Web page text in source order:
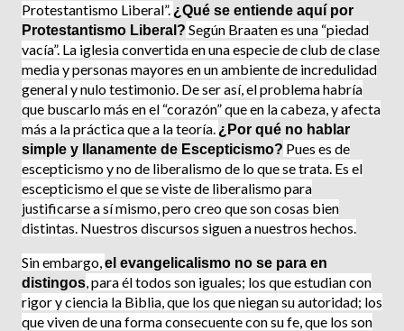
Protestantismo Liberal”. ¿Qué se entiende aquí por
Protestantismo Liberal? Según Braaten es una “piedad
vacía”. La iglesia convertida en una especie de club de clase
media y personas mayores en un ambiente de incredulidad
general y nulo testimonio. De ser así, el problema habría
que buscarlo más en el “corazón” que en la cabeza, y afecta
más a la práctica que a la teoría. ¿Por qué no hablar
simple y llanamente de Escepticismo? Pues es de
escepticismo y no de liberalismo de lo que se trata. Es el
escepticismo el que se viste de liberalismo para
justificarse a sí mismo, pero creo que son cosas bien
distintas. Nuestros discursos siguen a nuestros hechos.
Sin embargo, el evangelicalismo no se para en
distingos , para él todos son iguales; los que estudian con
rigor y ciencia la Biblia, que los que niegan su autoridad; los
que viven de una forma consecuente con su fe, que los son